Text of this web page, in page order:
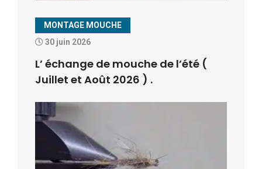
MONTAGE MOUCHE
30 juin 2026
L’ échange de mouche de l’été (
Juillet et Août 2026 ) .